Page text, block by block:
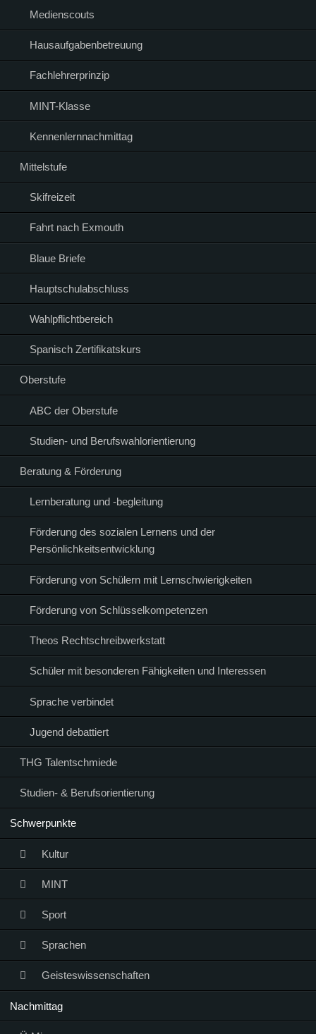
Medienscouts
Hausaufgabenbetreuung
Fachlehrerprinzip
MINT-Klasse
Kennenlernnachmittag
Mittelstufe
Skifreizeit
Fahrt nach Exmouth
Blaue Briefe
Hauptschulabschluss
Wahlpflichtbereich
Spanisch Zertifikatskurs
Oberstufe
ABC der Oberstufe
Studien- und Berufswahlorientierung
Beratung & Förderung
Lernberatung und -begleitung
Förderung des sozialen Lernens und der
Persönlichkeitsentwicklung
Förderung von Schülern mit Lernschwierigkeiten
Förderung von Schlüsselkompetenzen
Theos Rechtschreibwerkstatt
Schüler mit besonderen Fähigkeiten und Interessen
Sprache verbindet
Jugend debattiert
THG Talentschmiede
Studien- & Berufsorientierung
Schwerpunkte
Kultur
MINT
Sport
Sprachen
Geisteswissenschaften
Nachmittag